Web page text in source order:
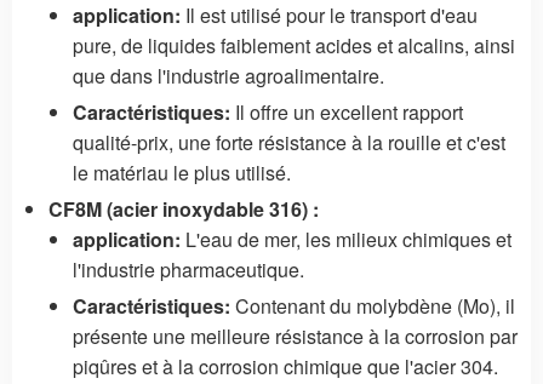
application: Il est utilisé pour le transport d'eau
pure, de liquides faiblement acides et alcalins, ainsi
que dans l'industrie agroalimentaire.
Caractéristiques: Il offre un excellent rapport
qualité-prix, une forte résistance à la rouille et c'est
le matériau le plus utilisé.
CF8M (acier inoxydable 316) :
application: L'eau de mer, les milieux chimiques et
l'industrie pharmaceutique.
Caractéristiques: Contenant du molybdène (Mo), il
présente une meilleure résistance à la corrosion par
piqûres et à la corrosion chimique que l'acier 304.